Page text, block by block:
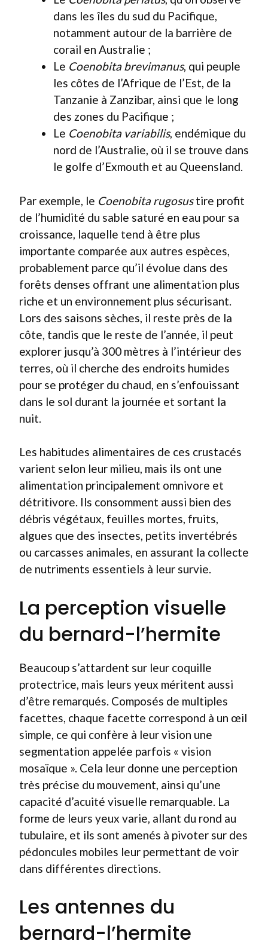
dans les îles du sud du Pacifique,
notamment autour de la barrière de
corail en Australie ;
Le Coenobita brevimanus, qui peuple
les côtes de l’Afrique de l’Est, de la
Tanzanie à Zanzibar, ainsi que le long
des zones du Pacifique ;
Le Coenobita variabilis, endémique du
nord de l’Australie, où il se trouve dans
le golfe d’Exmouth et au Queensland.
Par exemple, le Coenobita rugosustire profit
de l’humidité du sable saturé en eau pour sa
croissance, laquelle tend à être plus
importante comparée aux autres espèces,
probablement parce qu’il évolue dans des
forêts denses offrant une alimentation plus
riche et un environnement plus sécurisant.
Lors des saisons sèches, il reste près de la
côte, tandis que le reste de l’année, il peut
explorer jusqu’à 300 mètres à l’intérieur des
terres, où il cherche des endroits humides
pour se protéger du chaud, en s’enfouissant
dans le sol durant la journée et sortant la
nuit.
Les habitudes alimentaires de ces crustacés
varient selon leur milieu, mais ils ont une
alimentation principalement omnivore et
détritivore. Ils consomment aussi bien des
débris végétaux, feuilles mortes, fruits,
algues que des insectes, petits invertébrés
ou carcasses animales, en assurant la collecte
de nutriments essentiels à leur survie.
La perception visuelle
du bernard-l’hermite
Beaucoup s’attardent sur leur coquille
protectrice, mais leurs yeux méritent aussi
d’être remarqués. Composés de multiples
facettes, chaque facette correspond à un œil
simple, ce qui confère à leur vision une
segmentation appelée parfois « vision
mosaïque ». Cela leur donne une perception
très précise du mouvement, ainsi qu’une
capacité d’acuité visuelle remarquable. La
forme de leurs yeux varie, allant du rond au
tubulaire, et ils sont amenés à pivoter sur des
pédoncules mobiles leur permettant de voir
dans différentes directions.
Les antennes du
bernard-l’hermite